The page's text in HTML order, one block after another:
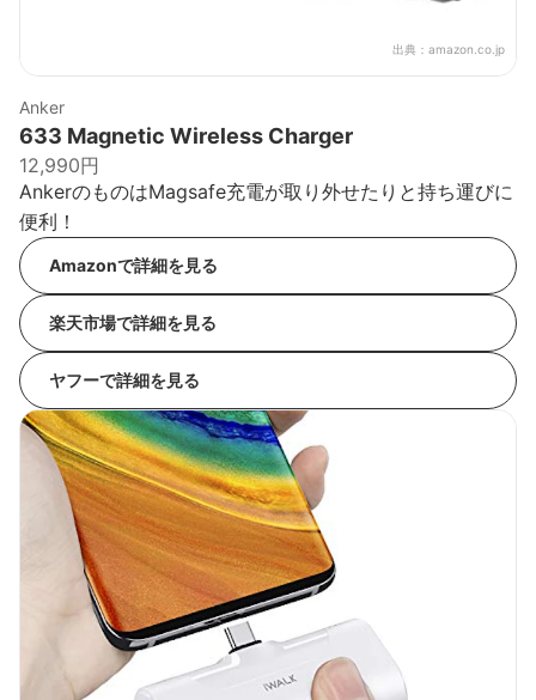
出典： amazon.co.jp
Anker
633 Magnetic Wireless Charger
12,990円
AnkerのものはMagsafe充電が取り外せたりと持ち運びに
便利！
Amazonで詳細を見る
楽天市場で詳細を見る
ヤフーで詳細を見る